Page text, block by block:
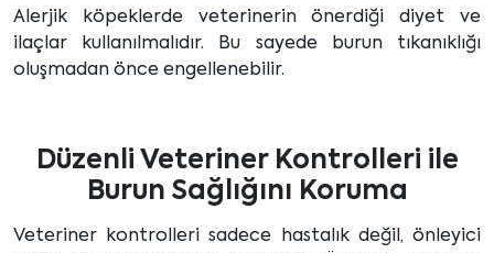
Alerjik köpeklerde veterinerin önerdiği diyet ve
ilaçlar kullanılmalıdır. Bu sayede burun tıkanıklığı
oluşmadan önce engellenebilir.
Düzenli Veteriner Kontrolleri ile
Burun Sağlığını Koruma
Veteriner kontrolleri sadece hastalık değil, önleyici